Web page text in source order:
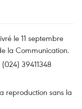
le 11 septembre
la Communication.
39411348
reproduction sans la